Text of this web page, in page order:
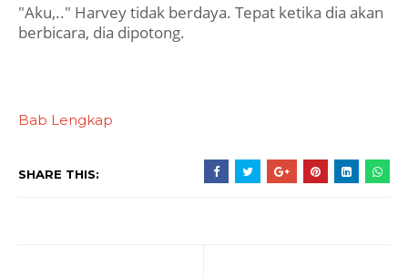
"Aku,.." Harvey tidak berdaya. Tepat ketika dia akan
berbicara, dia dipotong.
Bab Lengkap
SHARE THIS: